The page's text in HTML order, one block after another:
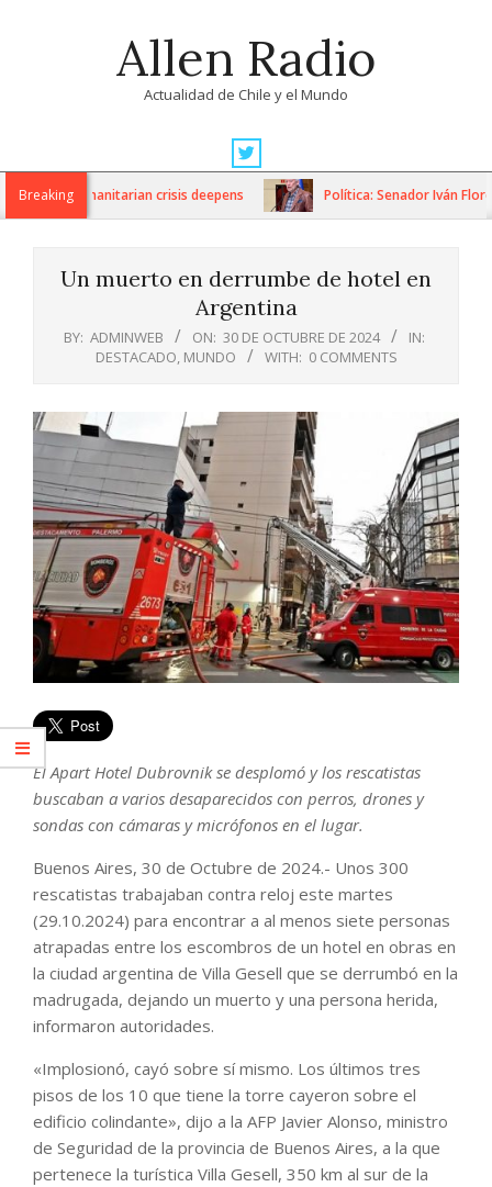
Allen Radio
Actualidad de Chile y el Mundo
Navigation
MenuBreaking
as humanitarian crisis deepens Política: Senador Iván Flores
Un muerto en derrumbe de hotel en
Argentina
BY: ADMINWEB ON: 30 DE OCTUBRE DE 2024
IN:
DESTACADO, MUNDO WITH: 0 COMMENTS
El Apart Hotel Dubrovnik se desplomó y los rescatistas
buscaban a varios desaparecidos con perros, drones y
sondas con cámaras y micrófonos en el lugar.
Buenos Aires, 30 de Octubre de 2024.- Unos 300
rescatistas trabajaban contra reloj este martes
(29.10.2024) para encontrar a al menos siete personas
atrapadas entre los escombros de un hotel en obras en
la ciudad argentina de Villa Gesell que se derrumbó en la
madrugada, dejando un muerto y una persona herida,
informaron autoridades.
«Implosionó, cayó sobre sí mismo. Los últimos tres
pisos de los 10 que tiene la torre cayeron sobre el
edificio colindante», dijo a la AFP Javier Alonso, ministro
de Seguridad de la provincia de Buenos Aires, a la que
pertenece la turística Villa Gesell, 350 km al sur de la